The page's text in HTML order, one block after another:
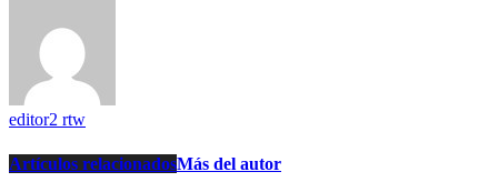
editor2 rtw
Artículos relacionadosMás del autor